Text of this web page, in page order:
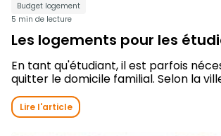
Budget logement
5 min de lecture
Les logements pour les
En tant qu'étudiant, il est parfois
quitter le domicile familial. Selon la
Lire l'article